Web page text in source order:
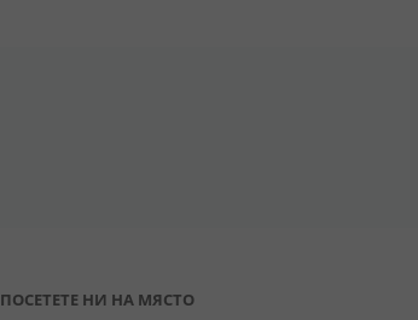
ПОСЕТЕТЕ НИ НА МЯСТО